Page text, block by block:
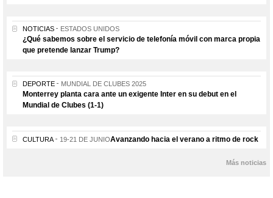
NOTICIAS ESTADOS UNIDOS
¿Qué sabemos sobre el servicio de telefonía móvil con marca propia
que pretende lanzar Trump?
DEPORTE MUNDIAL DE CLUBES 2025
Monterrey planta cara ante un exigente Inter en su debut en el
Mundial de Clubes (1-1)
CULTURA 19-21 DE JUNIOAvanzando hacia el verano a ritmo de rock
Más noticias